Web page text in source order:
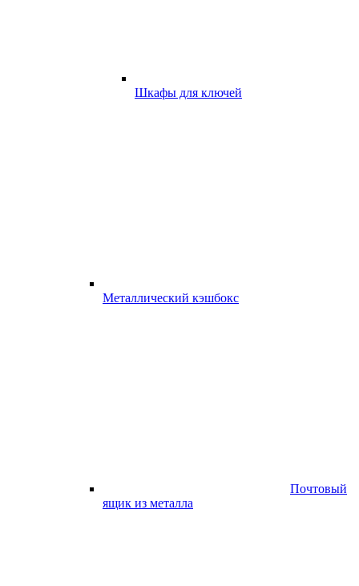
Шкафы для ключей
Металлический кэшбокс
Почтовый
ящик из металла